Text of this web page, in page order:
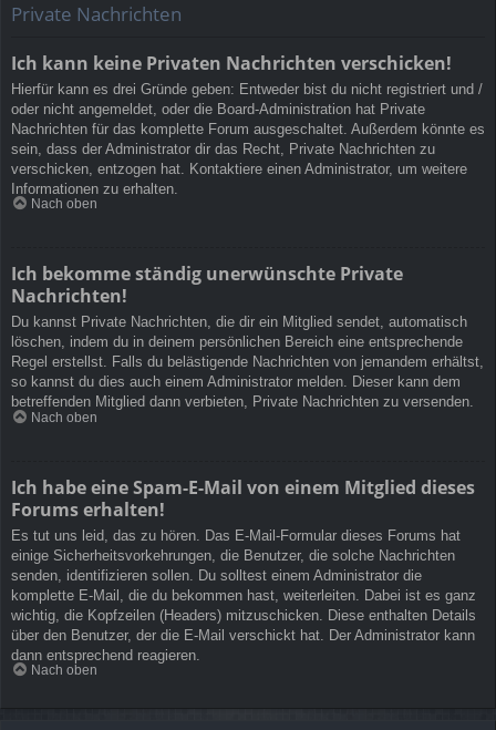
Private Nachrichten
Ich kann keine Privaten Nachrichten verschicken!
Hierfür kann es drei Gründe geben: Entweder bist du nicht registriert und /
oder nicht angemeldet, oder die Board-Administration hat Private
Nachrichten für das komplette Forum ausgeschaltet. Außerdem könnte es
sein, dass der Administrator dir das Recht, Private Nachrichten zu
verschicken, entzogen hat. Kontaktiere einen Administrator, um weitere
Informationen zu erhalten.
Nach oben
Ich bekomme ständig unerwünschte Private
Nachrichten!
Du kannst Private Nachrichten, die dir ein Mitglied sendet, automatisch
löschen, indem du in deinem persönlichen Bereich eine entsprechende
Regel erstellst. Falls du belästigende Nachrichten von jemandem erhältst,
so kannst du dies auch einem Administrator melden. Dieser kann dem
betreffenden Mitglied dann verbieten, Private Nachrichten zu versenden.
Nach oben
Ich habe eine Spam-E-Mail von einem Mitglied dieses
Forums erhalten!
Es tut uns leid, das zu hören. Das E-Mail-Formular dieses Forums hat
einige Sicherheitsvorkehrungen, die Benutzer, die solche Nachrichten
senden, identifizieren sollen. Du solltest einem Administrator die
komplette E-Mail, die du bekommen hast, weiterleiten. Dabei ist es ganz
wichtig, die Kopfzeilen (Headers) mitzuschicken. Diese enthalten Details
über den Benutzer, der die E-Mail verschickt hat. Der Administrator kann
dann entsprechend reagieren.
Nach oben